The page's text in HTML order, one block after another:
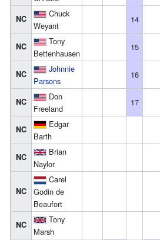
NC
Chuck
Weyant
14
NC
Tony
Bettenhausen
15
NC
Johnnie
Parsons
16
NC
Don
Freeland
17
NC
Edgar
Barth
NC
Brian
Naylor
NC
Carel
Godin de
Beaufort
NC
Tony
Marsh